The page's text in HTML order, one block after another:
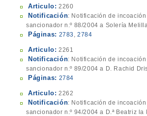
Articulo: 2260
Notificación: Notificación de
sancionador n.º 88/2004 a Solería
Páginas: 2783 ,2784
Articulo: 2261
Notificación: Notificación de
sancionador n.º 89/2004 a D. Rachid
Páginas: 2784
Articulo: 2262
Notificación: Notificación de
sancionador n.º 94/2004 a D.ª Beatriz la